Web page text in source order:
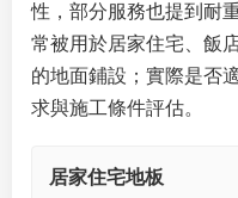
性，部分服務也提到耐
常被用於居家住宅、飯
的地面鋪設；實際是否
求與施工條件評估。
居家住宅地板